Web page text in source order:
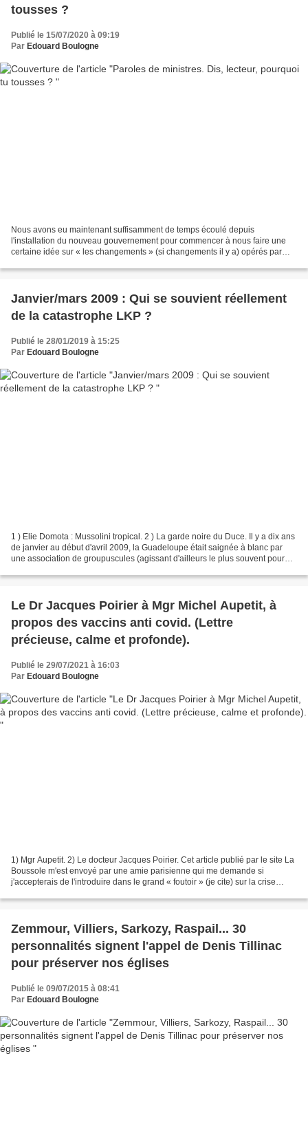
tousses ?
Publié le 15/07/2020 à 09:19
Par Edouard Boulogne
Nous avons eu maintenant suffisamment de temps écoulé depuis
l'installation du nouveau gouvernement pour commencer à nous faire une
certaine idée sur « les changements » (si changements il y a) opérés par
Janvier/mars 2009 : Qui se souvient réellement
de la catastrophe LKP ?
Publié le 28/01/2019 à 15:25
Par Edouard Boulogne
1 ) Elie Domota : Mussolini tropical. 2 ) La garde noire du Duce. Il y a dix ans
de janvier au début d'avril 2009, la Guadeloupe était saignée à blanc par
une association de groupuscules (agissant d'ailleurs le plus souvent pour
Le Dr Jacques Poirier à Mgr Michel Aupetit, à
propos des vaccins anti covid. (Lettre
précieuse, calme et profonde).
Publié le 29/07/2021 à 16:03
Par Edouard Boulogne
1) Mgr Aupetit. 2) Le docteur Jacques Poirier. Cet article publié par le site La
Boussole m'est envoyé par une amie parisienne qui me demande si
j'accepterais de l'introduire dans le grand « foutoir » (je cite) sur la crise
Zemmour, Villiers, Sarkozy, Raspail... 30
personnalités signent l'appel de Denis Tillinac
pour préserver nos églises
Publié le 09/07/2015 à 08:41
Par Edouard Boulogne